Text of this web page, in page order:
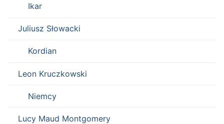
Ikar
Juliusz Słowacki
Kordian
Leon Kruczkowski
Niemcy
Lucy Maud Montgomery